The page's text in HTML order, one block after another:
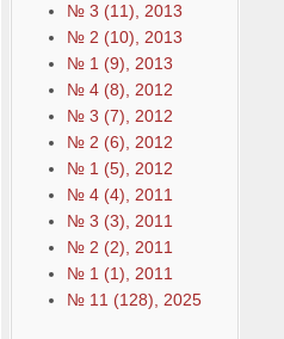
№ 3 (11), 2013
№ 2 (10), 2013
№ 1 (9), 2013
№ 4 (8), 2012
№ 3 (7), 2012
№ 2 (6), 2012
№ 1 (5), 2012
№ 4 (4), 2011
№ 3 (3), 2011
№ 2 (2), 2011
№ 1 (1), 2011
№ 11 (128), 2025